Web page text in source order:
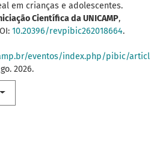
em crianças e adolescentes.
Científica da UNICAMP,
10.20396/revpibic262018664.
eventos/index.php/pibic/articl
2026.